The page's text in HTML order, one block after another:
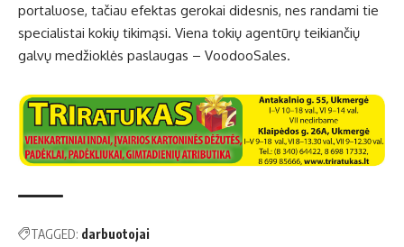
portaluose, tačiau efektas gerokai didesnis, nes randami tie
specialistai kokių tikimąsi. Viena tokių agentūrų teikiančių
galvų medžioklės paslaugas – VoodooSales.
TAGGED: darbuotojai